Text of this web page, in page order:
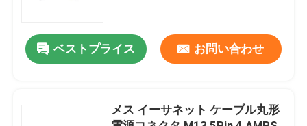
DIP USB コネクタ
USB タイプ C コネクタ
ベストプライス お問い合わせ
メス イーサネット ケーブル丸形